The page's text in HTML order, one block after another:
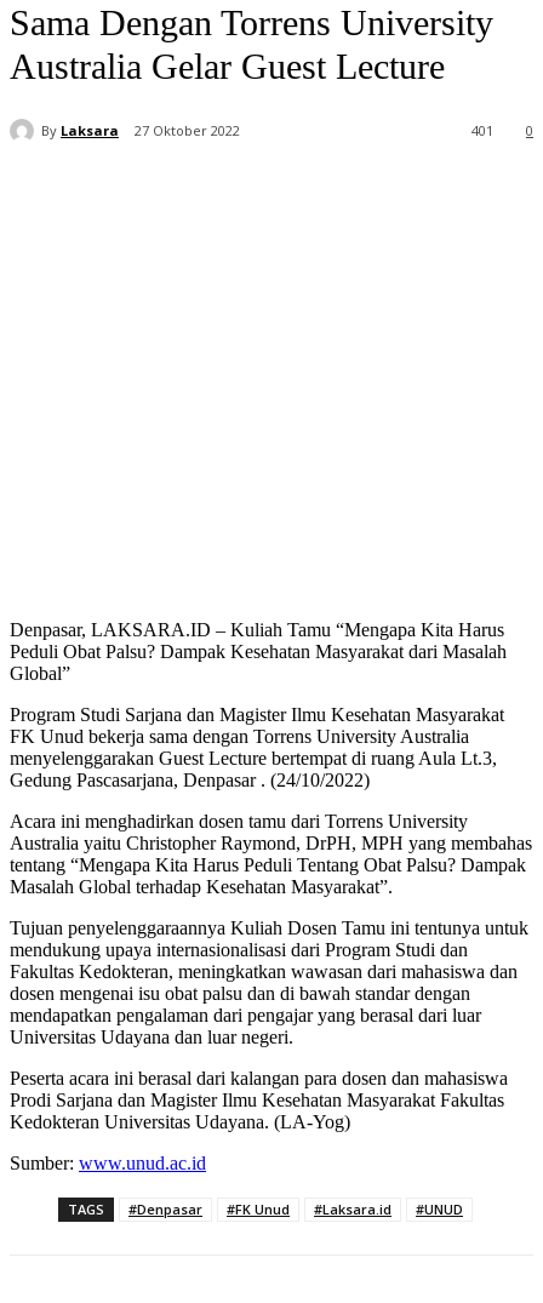
Sama Dengan Torrens University
Australia Gelar Guest Lecture
By Laksara 27 Oktober 2022 0
401
Denpasar, LAKSARA.ID – Kuliah Tamu “Mengapa Kita Harus
Peduli Obat Palsu? Dampak Kesehatan Masyarakat dari Masalah
Global”
Program Studi Sarjana dan Magister Ilmu Kesehatan Masyarakat
FK Unud bekerja sama dengan Torrens University Australia
menyelenggarakan Guest Lecture bertempat di ruang Aula Lt.3,
Gedung Pascasarjana, Denpasar . (24/10/2022)
Acara ini menghadirkan dosen tamu dari Torrens University
Australia yaitu Christopher Raymond, DrPH, MPH yang membahas
tentang “Mengapa Kita Harus Peduli Tentang Obat Palsu? Dampak
Masalah Global terhadap Kesehatan Masyarakat”.
Tujuan penyelenggaraannya Kuliah Dosen Tamu ini tentunya untuk
mendukung upaya internasionalisasi dari Program Studi dan
Fakultas Kedokteran, meningkatkan wawasan dari mahasiswa dan
dosen mengenai isu obat palsu dan di bawah standar dengan
mendapatkan pengalaman dari pengajar yang berasal dari luar
Universitas Udayana dan luar negeri.
Peserta acara ini berasal dari kalangan para dosen dan mahasiswa
Prodi Sarjana dan Magister Ilmu Kesehatan Masyarakat Fakultas
Kedokteran Universitas Udayana. (LA-Yog)
Sumber: www.unud.ac.id
TAGS #Denpasar #FK Unud #Laksara.id #UNUD